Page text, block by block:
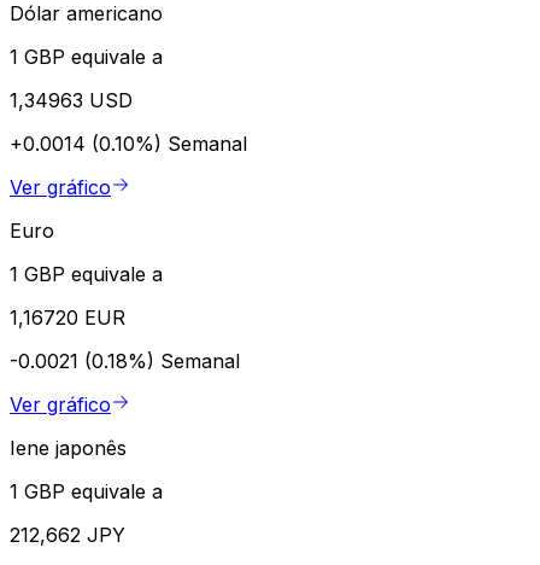
Dólar americano
1 GBP equivale a
1,34963 USD
+0.0014 (0.10%) Semanal
Ver gráfico
Euro
1 GBP equivale a
1,16720 EUR
-0.0021 (0.18%) Semanal
Ver gráfico
Iene japonês
1 GBP equivale a
212,662 JPY